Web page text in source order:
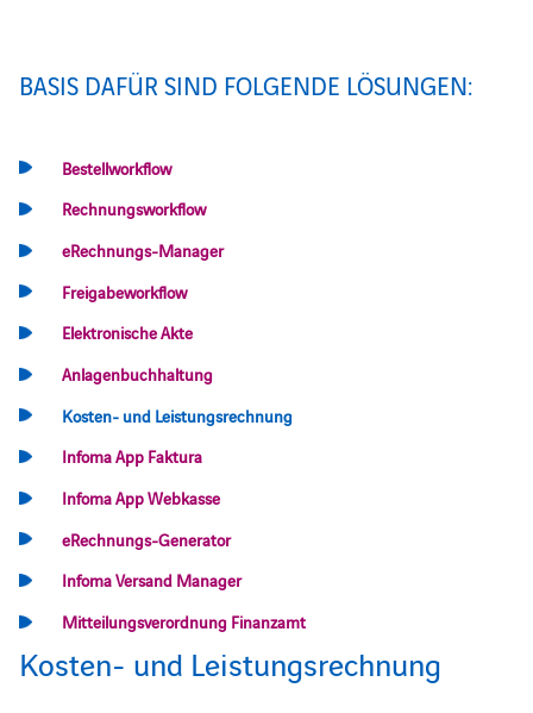
BASIS DAFÜR SIND FOLGENDE LÖSUNGEN:
Bestellworkflow
Rechnungsworkflow
eRechnungs-Manager
Freigabeworkflow
Elektronische Akte
Anlagenbuchhaltung
Kosten- und Leistungsrechnung
Infoma App Faktura
Infoma App Webkasse
eRechnungs-Generator
Infoma Versand Manager
Mitteilungsverordnung Finanzamt
Kosten- und Leistungsrechnung